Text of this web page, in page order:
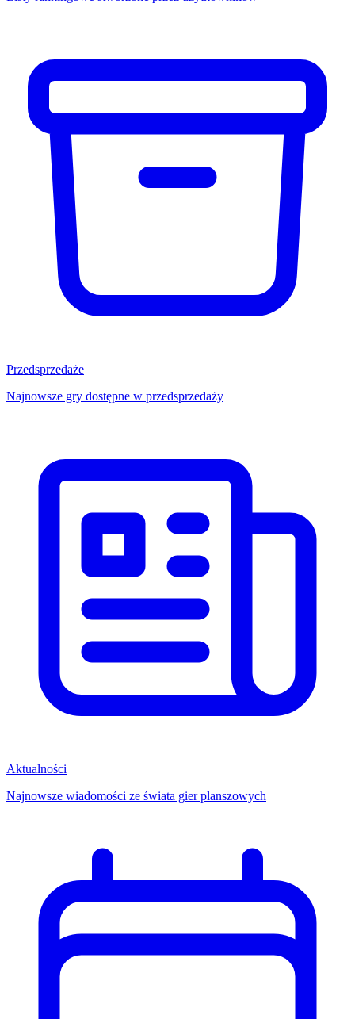
Przedsprzedaże
Najnowsze gry dostępne w przedsprzedaży
Aktualności
Najnowsze wiadomości ze świata gier planszowych